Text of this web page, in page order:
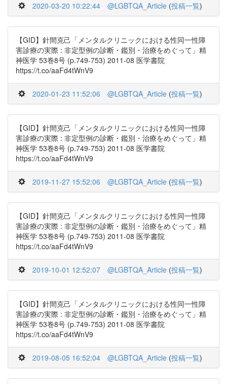
2020-03-20 10:22:44 @LGBTQA_Article (投稿一覧)
【GID】針間克己「メンタルクリニックにおける性同一性障
害診療の実際 : 非定型例の診断・鑑別・治療をめぐって」精
神医学 53巻8号 (p.749-753) 2011-08 医学書院
https://t.co/aaFd4tWnV9
2020-01-23 11:52:06 @LGBTQA_Article (投稿一覧)
【GID】針間克己「メンタルクリニックにおける性同一性障
害診療の実際 : 非定型例の診断・鑑別・治療をめぐって」精
神医学 53巻8号 (p.749-753) 2011-08 医学書院
https://t.co/aaFd4tWnV9
2019-11-27 15:52:06 @LGBTQA_Article (投稿一覧)
【GID】針間克己「メンタルクリニックにおける性同一性障
害診療の実際 : 非定型例の診断・鑑別・治療をめぐって」精
神医学 53巻8号 (p.749-753) 2011-08 医学書院
https://t.co/aaFd4tWnV9
2019-10-01 12:52:07 @LGBTQA_Article (投稿一覧)
【GID】針間克己「メンタルクリニックにおける性同一性障
害診療の実際 : 非定型例の診断・鑑別・治療をめぐって」精
神医学 53巻8号 (p.749-753) 2011-08 医学書院
https://t.co/aaFd4tWnV9
2019-08-05 16:52:04 @LGBTQA_Article (投稿一覧)